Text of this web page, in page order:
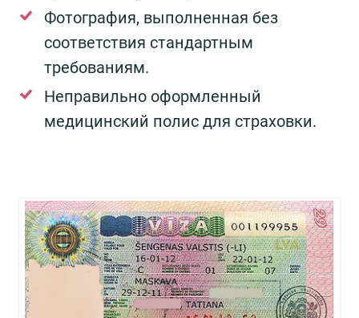
Фотография, выполненная без
соответствия стандартным
требованиям.
Неправильно оформленный
медицинский полис для страховки.